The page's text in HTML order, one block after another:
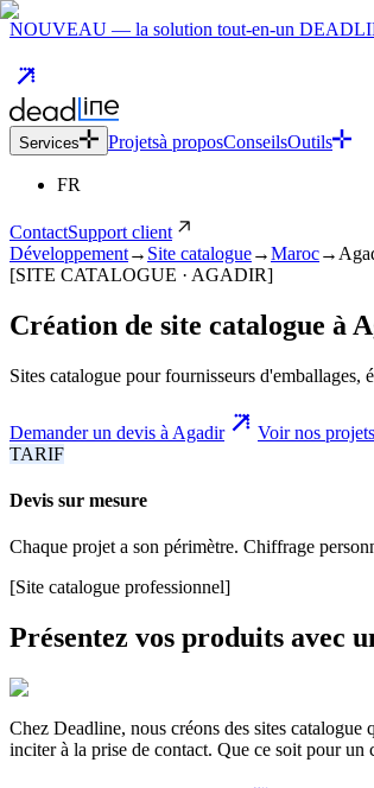
NOUVEAU — la solution tout-en-un
Services Projetsà proposConseilsOutils
FR
ContactSupport client
Développement→ Site catalogue→Maroc→
[SITE CATALOGUE · AGADIR]
Création de site catalogue à
Sites catalogue pour fournisseurs d'emballages,
Demander un devis à Agadir
Voir nos projets
TARIF
Devis sur mesure
Chaque projet a son périmètre. Chiffrage
[Site catalogue professionnel]
Présentez vos produits avec
Chez Deadline, nous créons des sites
inciter à la prise de contact. Que ce soit pour